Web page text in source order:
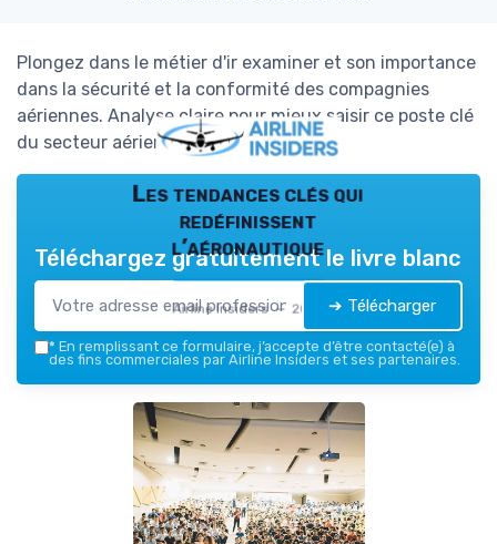
Plongez dans le métier d'ir examiner et son importance
dans la sécurité et la conformité des compagnies
aériennes. Analyse claire pour mieux saisir ce poste clé
du secteur aérien.
Les tendances clés qui
redéfinissent
l’aéronautique
Airline Insiders — 2026
Téléchargez gratuitement le livre blanc
➔ Télécharger
* En remplissant ce formulaire, j’accepte d’être contacté(e) à
des fins commerciales par Airline Insiders et ses partenaires.